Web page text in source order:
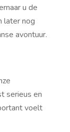
u de
later nog
avontuur.
serieus en
voelt